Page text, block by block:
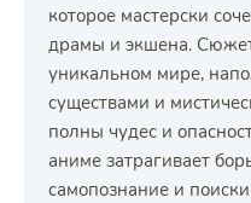
которое мастерски
драмы и экшена.
уникальном мире,
существами и
полны чудес и
аниме затрагивает
самопознание и